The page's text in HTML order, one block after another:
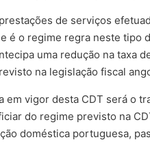
de serviços
é o regime regra neste
uma redução na taxa
na legislação fiscal
em vigor desta CDT será
do regime previsto na
doméstica portuguesa,